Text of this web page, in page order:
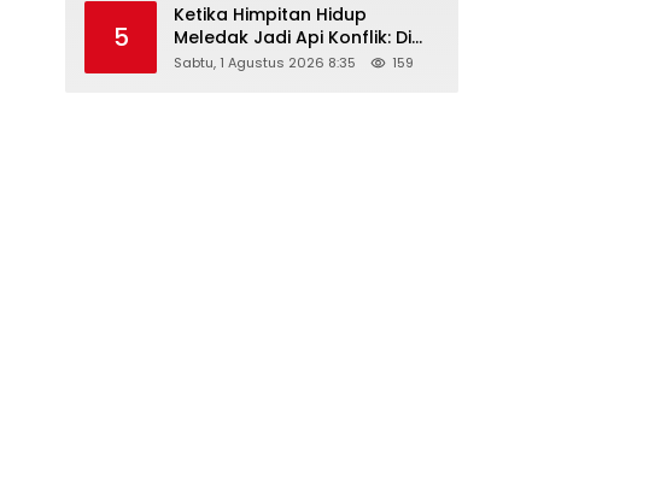
5
Ketika Himpitan Hidup
Meledak Jadi Api Konflik: Di
Balik Tragedi Menteng-
Sabtu, 1 Agustus 2026 8:35 159